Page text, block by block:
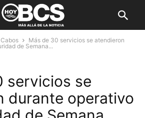
Más de 30 servicios se atendieron
de Semana...
servicios se
durante operativo